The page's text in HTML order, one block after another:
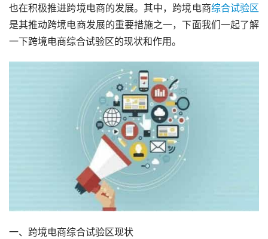
也在积极推进跨境电商的发展。其中，跨境电商综合试验区
是其推动跨境电商发展的重要措施之一，下面我们一起了解
一下跨境电商综合试验区的现状和作用。
一、跨境电商综合试验区现状